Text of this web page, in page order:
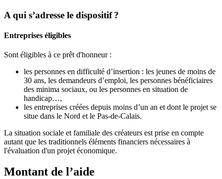
A qui s’adresse le dispositif ?
Entreprises éligibles
Sont éligibles à ce prêt d'honneur :
les personnes en difficulté d’insertion : les jeunes de moins de
30 ans, les demandeurs d’emploi, les personnes bénéficiaires
des minima sociaux, ou les personnes en situation de
handicap…,
les entreprises créées depuis moins d’un an et dont le projet se
situe dans le Nord et le Pas-de-Calais.
La situation sociale et familiale des créateurs est prise en compte
autant que les traditionnels éléments financiers nécessaires à
l'évaluation d'un projet économique.
Montant de l’aide